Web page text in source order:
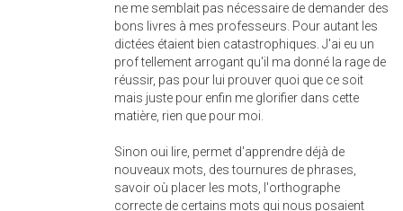
ne me semblait pas nécessaire de demander des
bons livres à mes professeurs. Pour autant les
dictées étaient bien catastrophiques. J'ai eu un
prof tellement arrogant qu'il ma donné la rage de
réussir, pas pour lui prouver quoi que ce soit
mais juste pour enfin me glorifier dans cette
matière, rien que pour moi.
Sinon oui lire, permet d'apprendre déjà de
nouveaux mots, des tournures de phrases,
savoir où placer les mots, l'orthographe
correcte de certains mots qui nous posaient